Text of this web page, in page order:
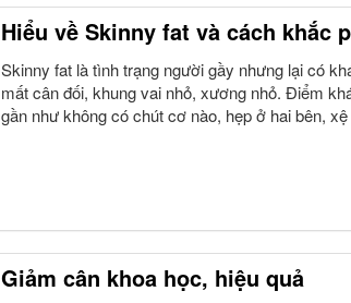
Hiểu về Skinny fat và cách khắc
Skinny fat là tình trạng người gầy nhưng lại có
mất cân đối, khung vai nhỏ, xương nhỏ. Điểm
gần như không có chút cơ nào, hẹp ở hai bên,
Giảm cân khoa học, hiệu quả